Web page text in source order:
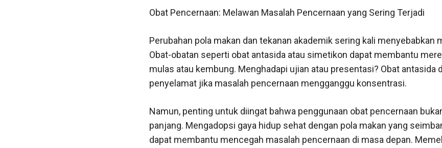
Obat Pencernaan: Melawan Masalah Pencernaan yang Sering Terjadi
Perubahan pola makan dan tekanan akademik sering kali menyebabkan
Obat-obatan seperti obat antasida atau simetikon dapat membantu
mulas atau kembung. Menghadapi ujian atau presentasi? Obat antasida
penyelamat jika masalah pencernaan mengganggu konsentrasi.
Namun, penting untuk diingat bahwa penggunaan obat pencernaan
panjang. Mengadopsi gaya hidup sehat dengan pola makan yang
dapat membantu mencegah masalah pencernaan di masa depan.